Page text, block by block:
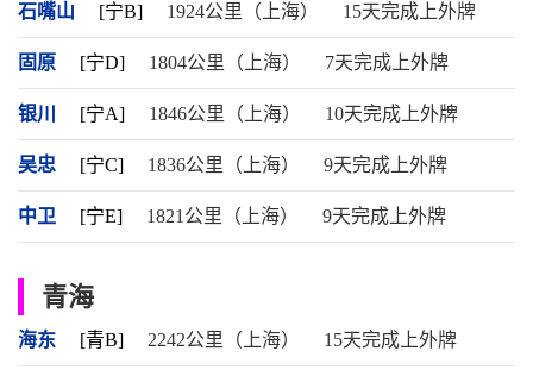
石嘴山 [宁B] 1924公里（上海） 15天完成上外牌
固原 [宁D] 1804公里（上海） 7天完成上外牌
银川 [宁A] 1846公里（上海） 10天完成上外牌
吴忠 [宁C] 1836公里（上海） 9天完成上外牌
中卫 [宁E] 1821公里（上海） 9天完成上外牌
青海
海东 [青B] 2242公里（上海） 15天完成上外牌